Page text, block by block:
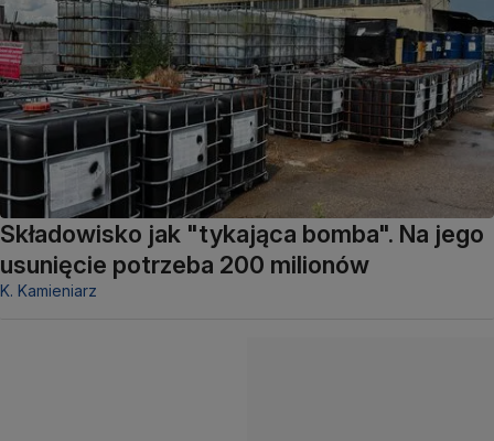
Składowisko jak "tykająca bomba". Na jego
usunięcie potrzeba 200 milionów
K. Kamieniarz